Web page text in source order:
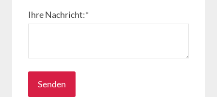
Ihre Nachricht:*
Senden